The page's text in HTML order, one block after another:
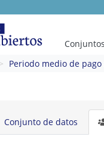
Periodo medio de pago
Conjunto de datos